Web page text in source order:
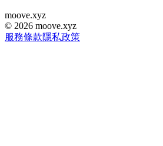
moove.xyz
© 2026 moove.xyz
服務條款隱私政策